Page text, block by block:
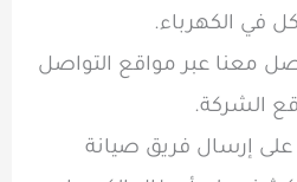
في الكهرباء.
معنا عبر مواقع التواصل
الشركة.
على إرسال فريق صيانة